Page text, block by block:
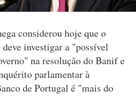
considerou hoje que o
investigar a "possível
na resolução do Banif e
parlamentar à
de Portugal é "mais do